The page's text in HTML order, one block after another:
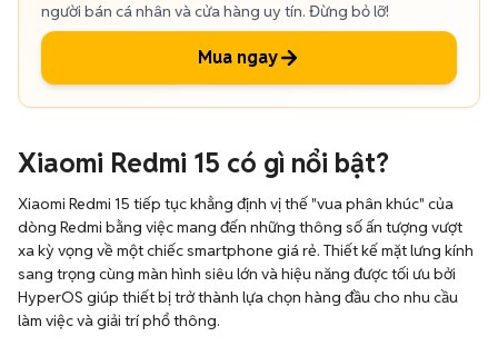
người bán cá nhân và cửa hàng uy tín. Đừng bỏ lỡ!
Mua ngay
Xiaomi Redmi 15 có gì nổi bật?
Xiaomi Redmi 15 tiếp tục khẳng định vị thế "vua phân khúc" của
dòng Redmi bằng việc mang đến những thông số ấn tượng vượt
xa kỳ vọng về một chiếc smartphone giá rẻ. Thiết kế mặt lưng kính
sang trọng cùng màn hình siêu lớn và hiệu năng được tối ưu bởi
HyperOS giúp thiết bị trở thành lựa chọn hàng đầu cho nhu cầu
làm việc và giải trí phổ thông.